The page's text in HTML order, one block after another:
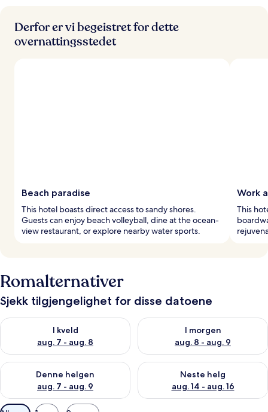
Derfor er vi begeistret for dette
overnattingsstedet
Beach paradise
This hotel boasts direct access to sandy shores.
Guests can enjoy beach volleyball, dine at the ocean-
view restaurant, or explore nearby water sports.
Work
This
Romalternativer
Sjekk tilgjengelighet for disse datoene
I kveld
aug. 7 - aug. 8
Sjekk tilgjengelighet for i kveld, aug. 7 - aug. 8
I morgen
aug. 8 - aug. 9
Sjekk tilgjengelighet for i
Denne helgen
aug. 7 - aug. 9
Sjekk tilgjengelighet for denne helgen, aug. 7 - aug. 9
Neste helg
aug. 14 - aug. 16
Sjekk tilgjengelighet for neste
Tilgjengelige